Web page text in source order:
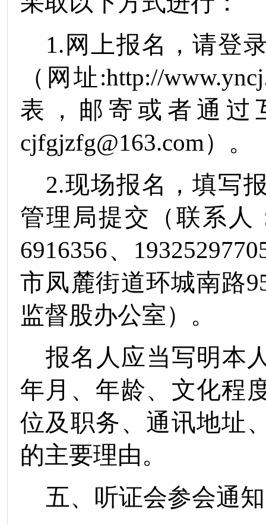
1. 网上报名，请登
（网址:http://
表，邮寄或者通过
cjfgjzfg@163.com）。
2.现场报名，填写
管理局提交（联系人
6916356、
市凤麓街道环城南路
监督股办公室）。
报名人应当写明本
年月、年龄、文化程
位及职务、通讯地址
的主要理由。
五、听证会参会通知